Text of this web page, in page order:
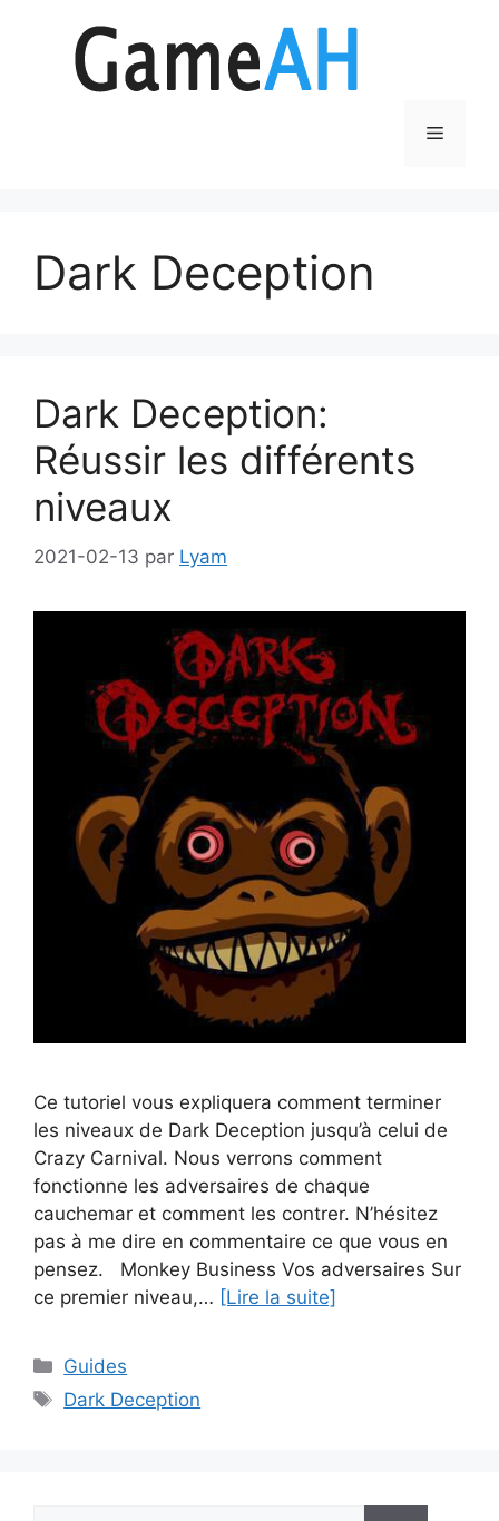
Menu
Dark Deception
Dark Deception:
Réussir les différents
niveaux
2021-02-13 par Lyam
Ce tutoriel vous expliquera comment terminer
les niveaux de Dark Deception jusqu’à celui de
Crazy Carnival. Nous verrons comment
fonctionne les adversaires de chaque
cauchemar et comment les contrer. N’hésitez
pas à me dire en commentaire ce que vous en
pensez. Monkey Business Vos adversaires Sur
ce premier niveau,… [Lire la suite]
Catégories
Guides
Étiquettes
Dark Deception